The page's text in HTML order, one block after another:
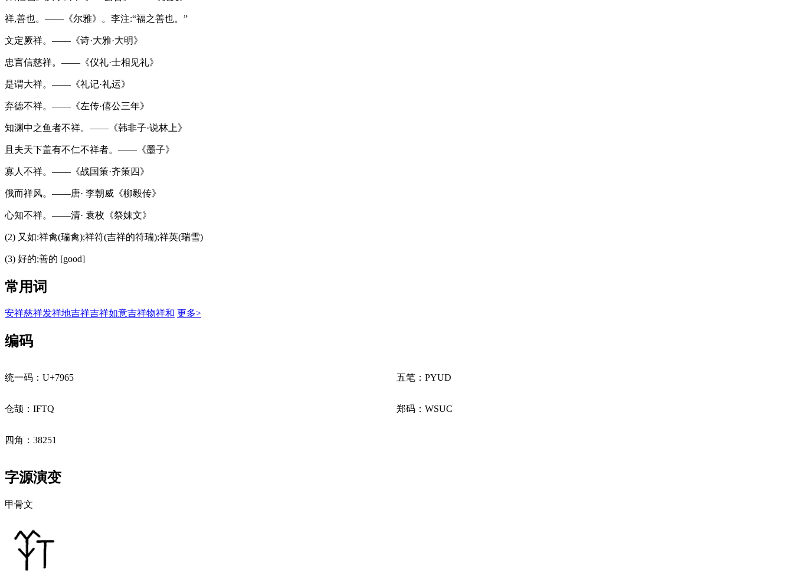
祥,善也。——《尔雅》。李注:“福之善也。”
文定厥祥。——《诗·大雅·大明》
忠言信慈祥。——《仪礼·士相见礼》
是谓大祥。——《礼记·礼运》
弃德不祥。——《左传·僖公三年》
知渊中之鱼者不祥。——《韩非子·说林上》
且夫天下盖有不仁不祥者。——《墨子》
寡人不祥。——《战国策·齐策四》
俄而祥风。——唐· 李朝威《柳毅传》
心知不祥。——清· 袁枚《祭妹文》
(2) 又如:祥禽(瑞禽);祥符(吉祥的符瑞);祥英(瑞雪)
(3) 好的;善的 [good]
常用词
安祥慈祥发祥地吉祥吉祥如意吉祥物祥和 更多>
编码
统一码：U+7965 五笔：PYUD
仓颉：IFTQ 郑码：WSUC
四角：38251
字源演变
甲骨文